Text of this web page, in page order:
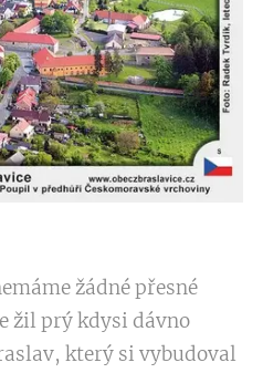
žádné přesné
žil prý kdysi dávno
který si vybudoval